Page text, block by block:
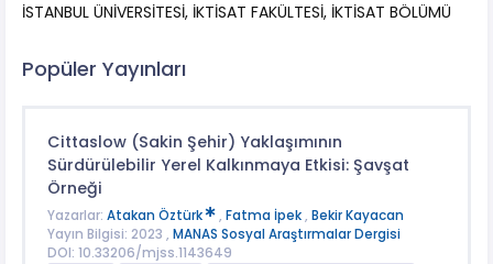
İSTANBUL ÜNİVERSİTESİ, İKTİSAT FAKÜLTESİ, İKTİSAT BÖLÜMÜ
Popüler Yayınları
Cittaslow (Sakin Şehir) Yaklaşımının
Sürdürülebilir Yerel Kalkınmaya Etkisi: Şavşat
Örneği
Yazarlar: Atakan Öztürk , Fatma İpek, Bekir Kayacan
Yayın Bilgisi: 2023 , MANAS Sosyal Araştırmalar Dergisi
DOI: 10.33206/mjss.1143649